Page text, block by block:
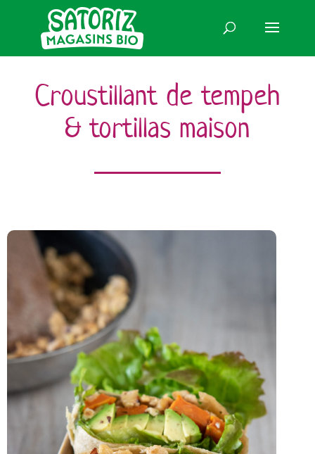
Croustillant de tempeh
& tortillas maison